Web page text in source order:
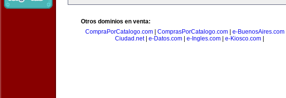
Otros dominios en venta:
CompraPorCatalogo.com| ComprasPorCatalogo.com| e-BuenosAires.com|
Ciudad.net| e-Datos.com e-Ingles.com e-Kiosco.com